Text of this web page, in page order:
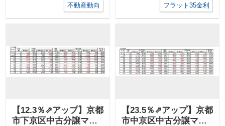
不動産動向
フラット35金利
【12.3％⇗アップ】京都
市下京区中古分譲マン
【23.5％⇗アップ】京都
市中京区中古分譲マン